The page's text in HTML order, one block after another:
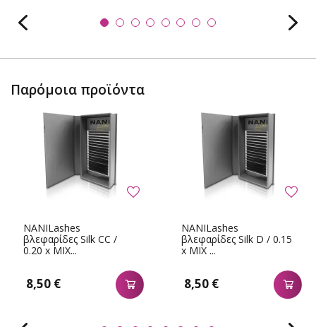
Παρόμοια προϊόντα
NANILashes
βλεφαρίδες Silk CC /
0.20 x MIX...
8,50 €
NANILashes
βλεφαρίδες Silk D / 0.15
x MIX ...
8,50 €